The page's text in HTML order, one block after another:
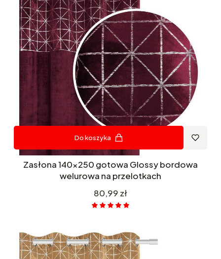
Do koszyka
Zasłona 140x250 gotowa Glossy bordowa
welurowa na przelotkach
Cena
80,99 zł